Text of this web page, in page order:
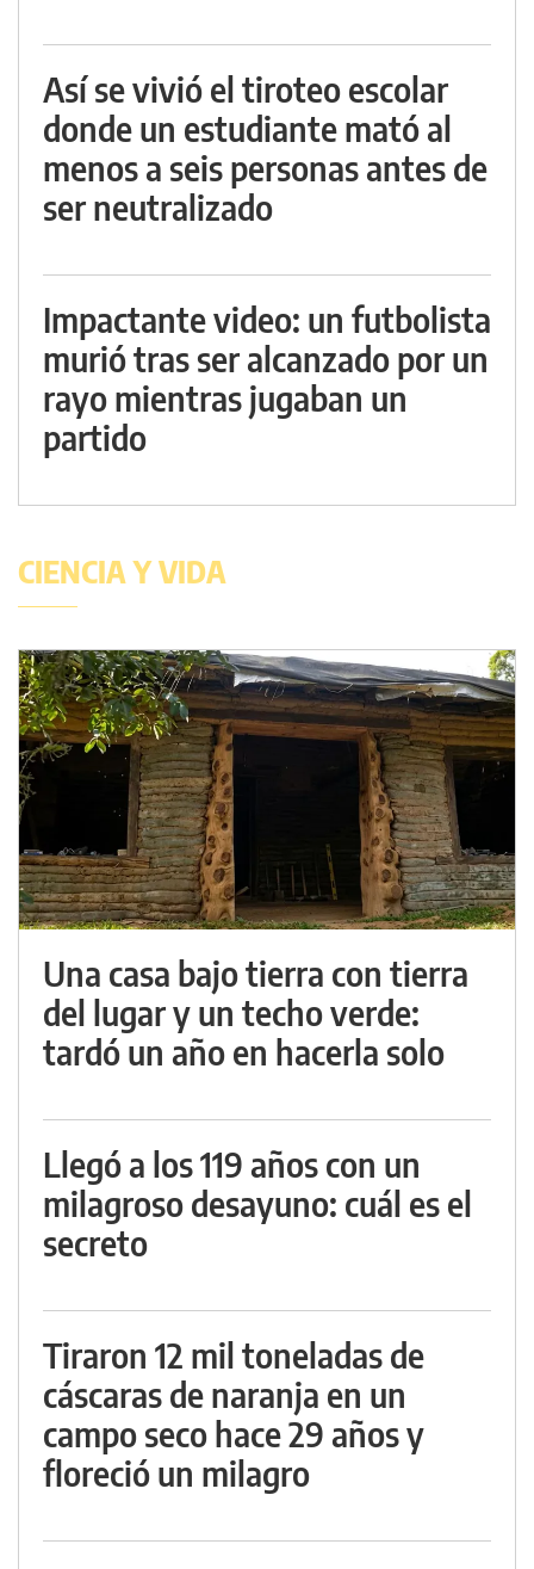
Así se vivió el tiroteo escolar
donde un estudiante mató al
menos a seis personas antes de
ser neutralizado
Impactante video: un futbolista
murió tras ser alcanzado por un
rayo mientras jugaban un
partido
CIENCIA Y VIDA
Una casa bajo tierra con tierra
del lugar y un techo verde:
tardó un año en hacerla solo
Llegó a los 119 años con un
milagroso desayuno: cuál es el
secreto
Tiraron 12 mil toneladas de
cáscaras de naranja en un
campo seco hace 29 años y
floreció un milagro